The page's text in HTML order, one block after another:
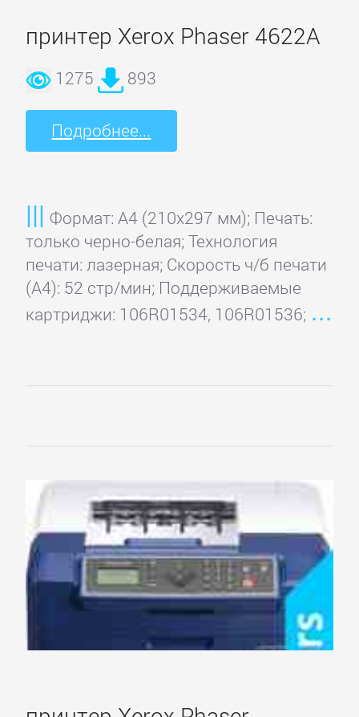
принтер Xerox Phaser 4622A
1275 893
Подробнее...
Формат: A4 (210x297 мм); Печать:
только черно-белая; Технология
печати: лазерная; Скорость ч/б печати
(А4): 52 стр/мин; Поддерживаемые
картриджи: 106R01534, 106R01536;